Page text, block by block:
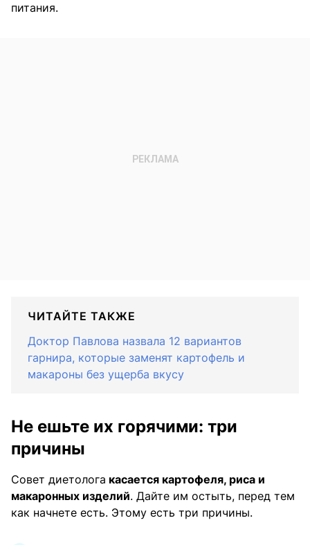
питания.
ЧИТАЙТЕ ТАКЖЕ
Доктор Павлова назвала 12 вариантов
гарнира, которые заменят картофель и
макароны без ущерба вкусу
Не ешьте их горячими: три
причины
Совет диетолога касается картофеля, риса и
макаронных изделий. Дайте им остыть, перед тем
как начнете есть. Этому есть три причины.